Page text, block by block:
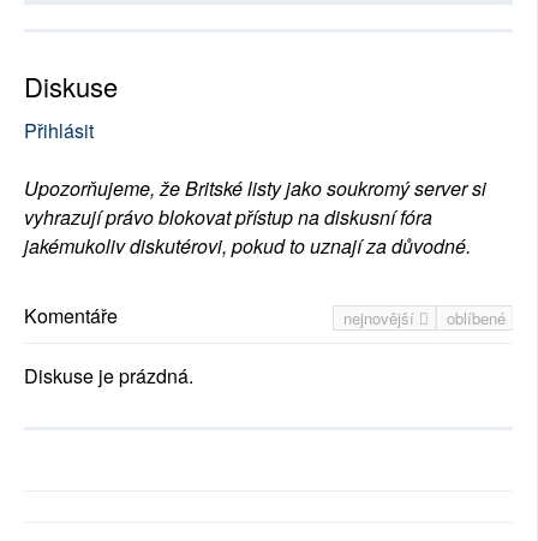
Diskuse
Přihlásit
Upozorňujeme, že Britské listy jako soukromý server si
vyhrazují právo blokovat přístup na diskusní fóra
jakémukoliv diskutérovi, pokud to uznají za důvodné.
nejnovější oblíbené
Komentáře
Diskuse je prázdná.